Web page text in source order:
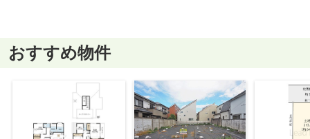
おすすめ物件